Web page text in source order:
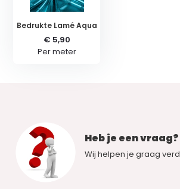
Bedrukte Lamé Aqua
€ 5,90
Per meter
Heb je een vraag?
Wij helpen je graag